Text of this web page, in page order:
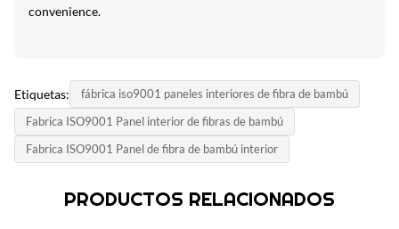
convenience.
Etiquetas:
fábrica iso9001 paneles interiores de fibra de bambú
Fabrica ISO9001 Panel interior de fibras de bambú
Fabrica ISO9001 Panel de fibra de bambú interior
PRODUCTOS RELACIONADOS